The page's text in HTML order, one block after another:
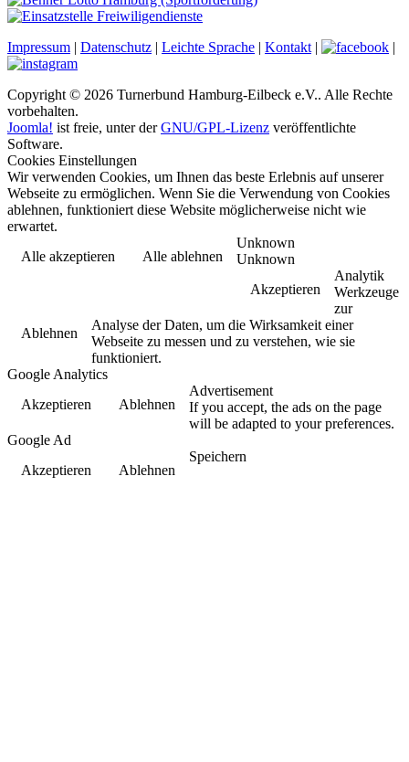
Impressum | Datenschutz | Leichte Sprache | Kontakt | |
Copyright © 2026 Turnerbund Hamburg-Eilbeck e.V.. Alle Rechte
vorbehalten.
Joomla! ist freie, unter derGNU/GPL-Lizenz veröffentlichte
Software.
Cookies Einstellungen
Wir verwenden Cookies, um Ihnen das beste Erlebnis auf unserer
Webseite zu ermöglichen. Wenn Sie die Verwendung von Cookies
ablehnen, funktioniert diese Website möglicherweise nicht wie
erwartet.
Alle akzeptieren
Alle ablehnen
Unknown
Unknown
Akzeptieren
Ablehnen
Analytik
Werkzeuge
zur
Analyse der Daten, um die Wirksamkeit einer
Webseite zu messen und zu verstehen, wie sie
funktioniert.
Google Analytics
Akzeptieren
Ablehnen
Advertisement
If you accept, the ads on the page
will be adapted to your preferences.
Google Ad
Akzeptieren
Ablehnen
Speichern